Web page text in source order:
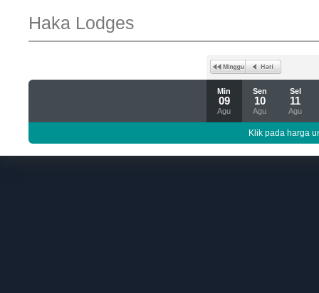
Haka Lodges
Min
09
Agu
Sen
10
Agu
Sel
11
Agu
Klik pada harga